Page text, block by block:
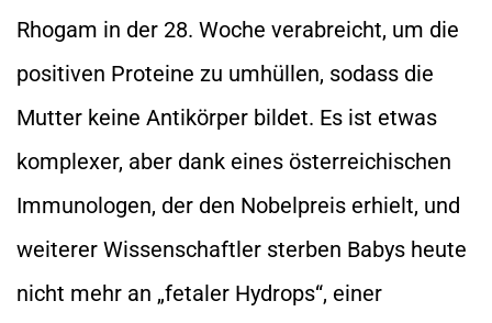
Rhogam in der 28. Woche verabreicht, um die
positiven Proteine zu umhüllen, sodass die
Mutter keine Antikörper bildet. Es ist etwas
komplexer, aber dank eines österreichischen
Immunologen, der den Nobelpreis erhielt, und
weiterer Wissenschaftler sterben Babys heute
nicht mehr an „fetaler Hydrops“, einer